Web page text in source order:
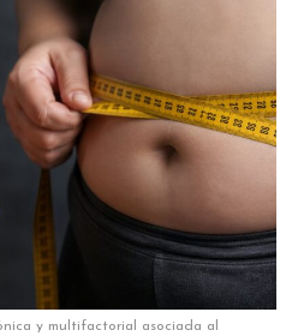
y multifactorial asociada al